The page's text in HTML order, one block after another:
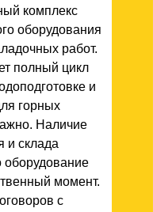
комплекс
оборудования
работ.
полный цикл
и
горных
Наличие
и склада
оборудование
момент.
с